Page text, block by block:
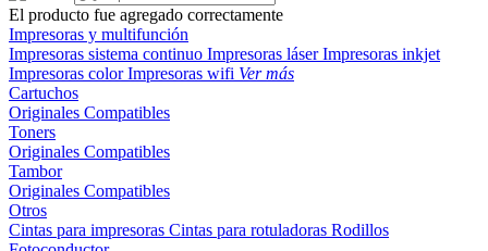
El producto fue agregado correctamente
Impresoras y multifunción
Impresoras sistema continuo Impresoras láserImpresoras inkjet
Impresoras colorImpresoras wifi Ver más
Cartuchos
Originales Compatibles
Toners
Originales Compatibles
Tambor
Originales Compatibles
Otros
Cintas para impresoras Cintas para rotuladoras Rodillos